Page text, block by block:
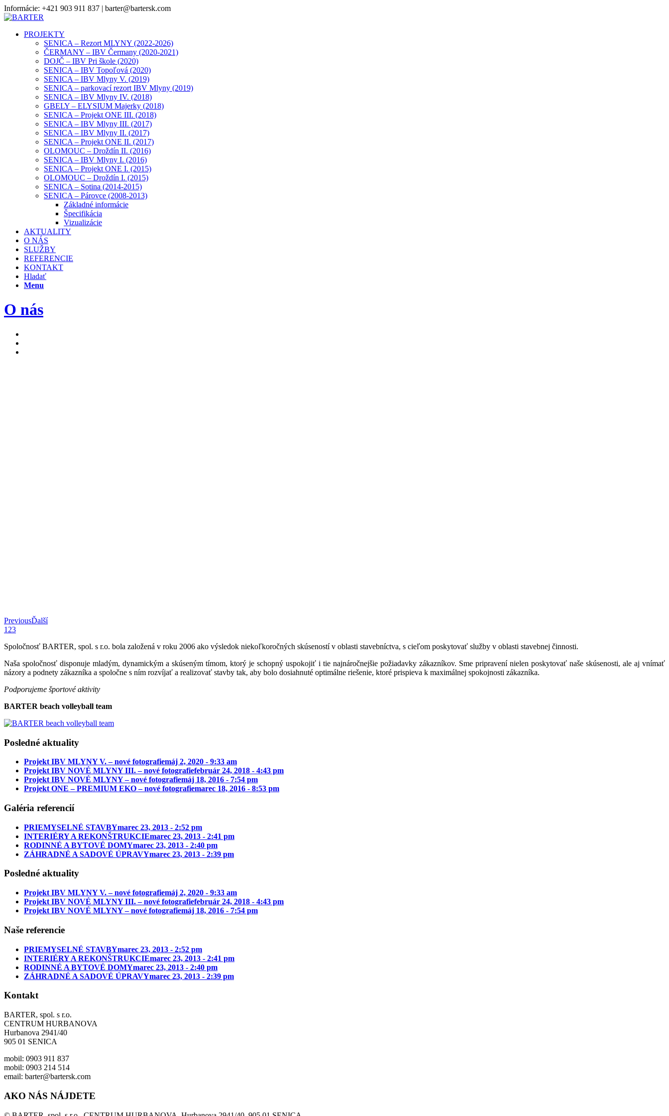
Informácie: +421 903 911 837 | barter@bartersk.com
PROJEKTY
SENICA – Rezort MLYNY (2022-2026)
ČERMANY – IBV Čermany (2020-2021)
DOJČ – IBV Pri škole (2020)
SENICA – IBV Topoľová (2020)
SENICA – IBV Mlyny V. (2019)
SENICA – parkovací rezort IBV Mlyny (2019)
SENICA – IBV Mlyny IV. (2018)
GBELY – ELYSIUM Majerky (2018)
SENICA – Projekt ONE III. (2018)
SENICA – IBV Mlyny III. (2017)
SENICA – IBV Mlyny II. (2017)
SENICA – Projekt ONE II. (2017)
OLOMOUC – Droždín II. (2016)
SENICA – IBV Mlyny I. (2016)
SENICA – Projekt ONE I. (2015)
OLOMOUC – Droždín I. (2015)
SENICA – Sotina (2014-2015)
SENICA – Párovce (2008-2013)
Základné informácie
Špecifikácia
Vizualizácie
AKTUALITY
O NÁS
SLUŽBY
REFERENCIE
KONTAKT
Hladať
Menu
O nás
PreviousĎalší
1 23
Spoločnosť BARTER, spol. s r.o. bola založená v roku 2006 ako výsledok niekoľkoročných skúseností v oblasti stavebníctva, s cieľom poskytovať služby v oblasti stavebnej činnosti.
Naša spoločnosť disponuje mladým, dynamickým a skúseným tímom, ktorý je schopný uspokojiť i tie najnáročnejšie požiadavky zákazníkov. Sme pripravení nielen poskytovať naše skúsenosti, ale aj vnímať
názory a podnety zákazníka a spoločne s ním rozvíjať a realizovať stavby tak, aby bolo dosiahnuté optimálne riešenie, ktoré prispieva k maximálnej spokojnosti zákazníka.
Podporujeme športové aktivity
BARTER beach volleyball team
Posledné aktuality
Projekt IBV MLYNY V. – nové fotografiemáj 2, 2020 - 9:33 am
Projekt IBV NOVÉ MLYNY III. – nové fotografiefebruár 24, 2018 - 4:43 pm
Projekt IBV NOVÉ MLYNY – nové fotografiemáj 18, 2016 - 7:54 pm
Projekt ONE – PREMIUM EKO – nové fotografiemarec 18, 2016 - 8:53 pm
Galéria referencií
PRIEMYSELNÉ STAVBYmarec 23, 2013 - 2:52 pm
INTERIÉRY A REKONŠTRUKCIEmarec 23, 2013 - 2:41 pm
RODINNÉ A BYTOVÉ DOMYmarec 23, 2013 - 2:40 pm
ZÁHRADNÉ A SADOVÉ ÚPRAVYmarec 23, 2013 - 2:39 pm
Posledné aktuality
Projekt IBV MLYNY V. – nové fotografiemáj 2, 2020 - 9:33 am
Projekt IBV NOVÉ MLYNY III. – nové fotografiefebruár 24, 2018 - 4:43 pm
Projekt IBV NOVÉ MLYNY – nové fotografiemáj 18, 2016 - 7:54 pm
Naše referencie
PRIEMYSELNÉ STAVBYmarec 23, 2013 - 2:52 pm
INTERIÉRY A REKONŠTRUKCIEmarec 23, 2013 - 2:41 pm
RODINNÉ A BYTOVÉ DOMYmarec 23, 2013 - 2:40 pm
ZÁHRADNÉ A SADOVÉ ÚPRAVYmarec 23, 2013 - 2:39 pm
Kontakt
BARTER, spol. s r.o.
CENTRUM HURBANOVA
Hurbanova 2941/40
905 01 SENICA
mobil: 0903 911 837
mobil: 0903 214 514
email: barter@bartersk.com
AKO NÁS NÁJDETE